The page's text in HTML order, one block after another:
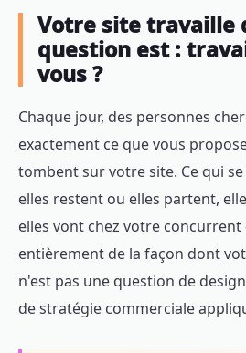
Votre site travaille
question est :
vous ?
Chaque jour, des personnes
exactement ce que vous
tombent sur votre site. Ce qui
elles restent ou elles partent,
elles vont chez votre
entièrement de la façon dont
n'est pas une question de
de stratégie commerciale